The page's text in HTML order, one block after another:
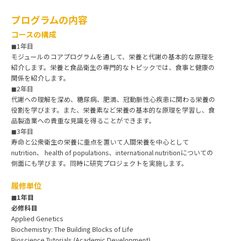
プログラムの内容
コースの構成
◼︎1年目
モジュールのコアプログラムを通して、栄養と代謝の基本的な原理を
紹介します。栄養と食品衛生の専門的なトピックでは、食事と健康の
関係を紹介します。
◼︎2年目
代謝への理解を深め、糖尿病、肥満、冠動脈性心疾患に関わる栄養の
役割を学びます。また、栄養素など栄養の基本的な原理を学習し、食
品製造業への貴重な見識を得ることができます。
◼︎3年目
寿命と公衆衛生の栄養に重点を置いて人間栄養を中心として
nutrition、 health of populations、international nutritionについての
側面にも学びます。同時に研究プロジェクトを実施します。
履修単位
◼︎1年目
必修科目
Applied Genetics
Biochemistry: The Building Blocks of Life